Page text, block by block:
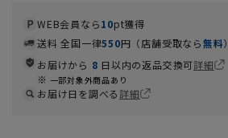
WEB会員なら10pt獲得
送料 全国一律550円（店舗受取なら無料）
お届けから 8 日以内の返品交換可詳細
一部対象外商品あり
お届け日を調べる詳細